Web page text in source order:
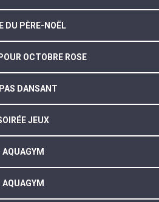
DU PÈRE-NOËL
OCTOBRE ROSE
DANSANT
JEUX
AQUAGYM
AQUAGYM